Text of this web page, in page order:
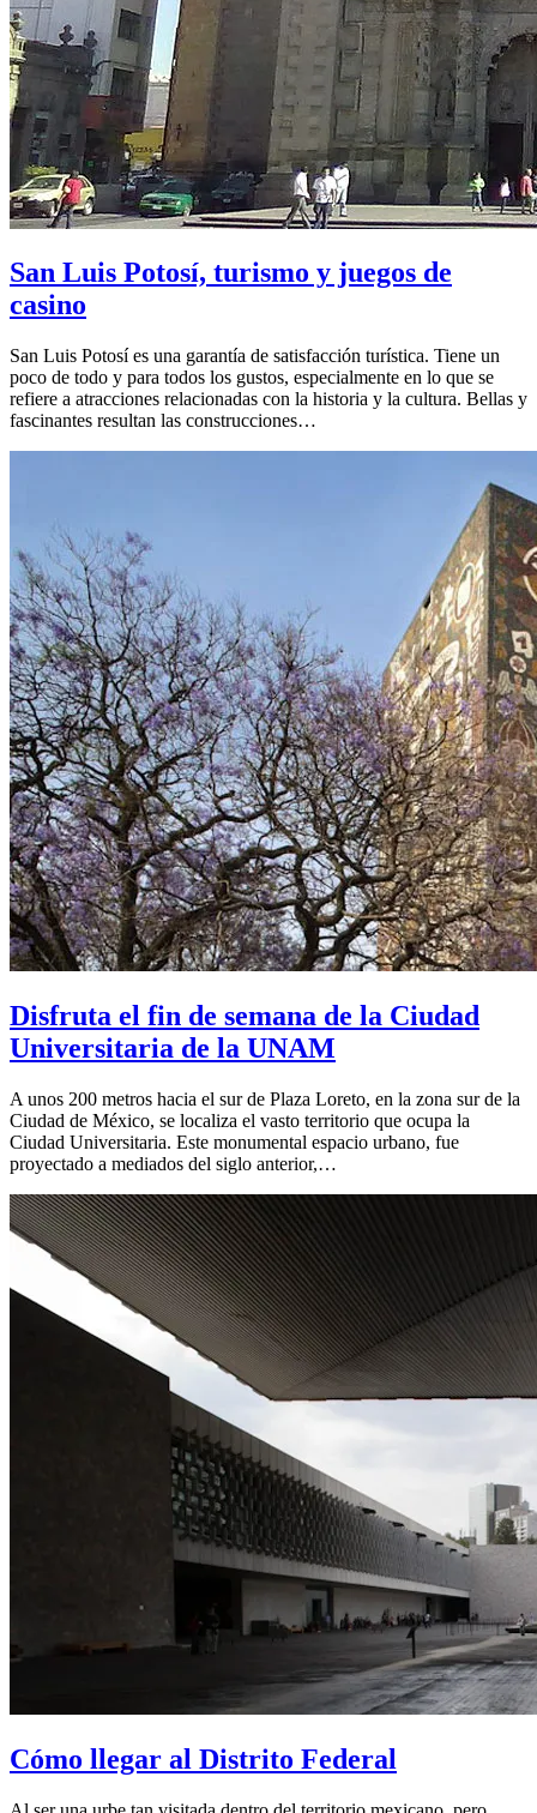
San Luis Potosí, turismo y juegos de
casino
San Luis Potosí es una garantía de satisfacción turística. Tiene un
poco de todo y para todos los gustos, especialmente en lo que se
refiere a atracciones relacionadas con la historia y la cultura. Bellas y
fascinantes resultan las construcciones…
Disfruta el fin de semana de la Ciudad
Universitaria de la UNAM
A unos 200 metros hacia el sur de Plaza Loreto, en la zona sur de la
Ciudad de México, se localiza el vasto territorio que ocupa la
Ciudad Universitaria. Este monumental espacio urbano, fue
proyectado a mediados del siglo anterior,…
Cómo llegar al Distrito Federal